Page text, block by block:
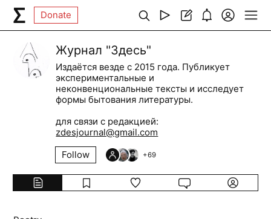
Donate
Журнал "Здесь"
Издаётся везде с 2015 года. Публикует
экспериментальные и
неконвенциональные тексты и исследует
формы бытования литературы.
для связи с редакцией:
zdesjournal@gmail.com
Follow
+69